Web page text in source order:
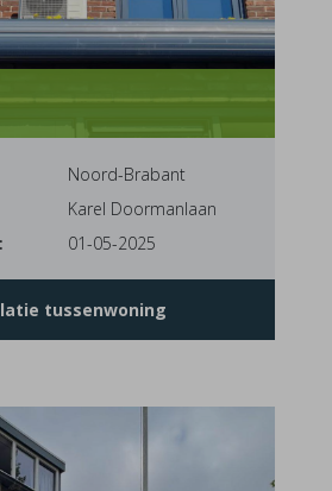
Noord-Brabant
Karel Doormanlaan
01-05-2025
tussenwoning